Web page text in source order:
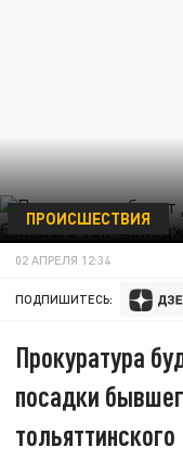
ПРОИСШЕСТВИЯ
02 АПРЕЛЯ 12:34
ПОДПИШИТЕСЬ:
Прокуратура
посадки